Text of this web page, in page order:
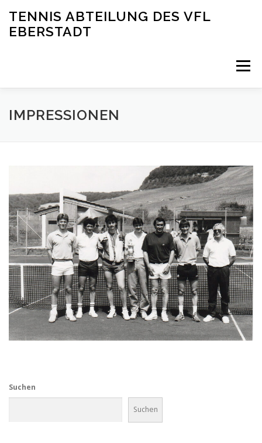
Inhalt
springen
TENNIS ABTEILUNG DES VFL
EBERSTADT
Menü
ÜBER UNS NEWS
IMPRESSIONEN
Suchen
Suchen